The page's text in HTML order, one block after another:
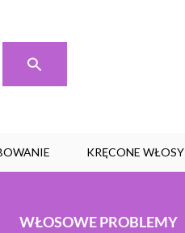
KRĘCONE WŁOSY
WŁOSOWE PROBLEMY